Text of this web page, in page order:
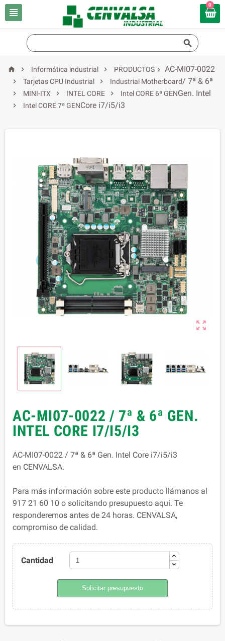

0

  Informática industrial 
PRODUCTOS

Tarjetas CPU Industrial 
Industrial Motherboard

MINI-ITX  INTEL CORE 
Intel CORE 6ª GEN

Intel CORE 7ª GEN
 AC-MI07-0022
/ 7ª & 6ª
Gen. Intel
Core i7/i5/i3

AC-MI07-0022 / 7ª & 6ª GEN.
INTEL CORE I7/I5/I3
AC-MI07-0022 / 7ª & 6ª Gen. Intel Core i7/i5/i3
en CENVALSA.
Para más información sobre este producto llámanos al
917 21 60 10 o solicitando presupuesto aquí. Te
responderemos antes de 24 horas. CENVALSA,
compromiso de calidad.
Cantidad
Solicitar presupuesto